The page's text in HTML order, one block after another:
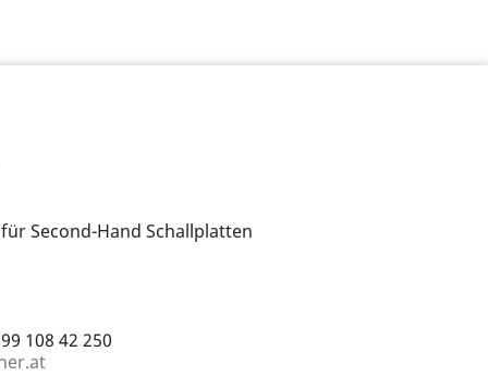
Second-Hand Schallplatten
108 42 250